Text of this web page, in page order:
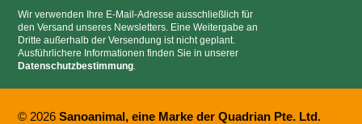
Wir verwenden Ihre E-Mail-Adresse ausschließlich für
den Versand unseres Newsletters. Eine Weitergabe an
Dritte außerhalb der Versendung ist nicht geplant.
Ausführlichere Informationen finden Sie in unserer
Datenschutzbestimmung
© 2026Sanoanimal, eine Marke der Quadrian Pte. Ltd.